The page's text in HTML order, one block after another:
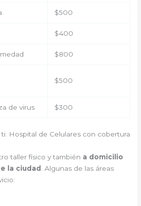
$500
$400
$800
$500
de virus $300
Hospital de Celulares con cobertura
taller físico y también a domicilio
la ciudad
. Algunas de las áreas